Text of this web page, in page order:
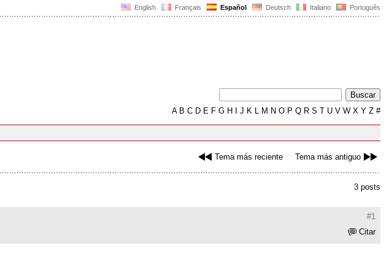
English Français Español Deutsch Italiano Português
AB C D E F G H J K L M N O P Q R S T U V W X Y Z #
Tema más reciente Tema más antiguo
3 posts
#1
Citar